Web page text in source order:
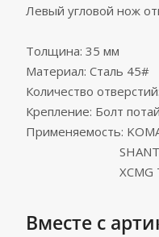
Левый угловой нож
Толщина: 35 мм
Материал: Сталь 45#
Количество
Крепление: Болт
Применяемость:
SHANTUI
XCMG
Вместе с